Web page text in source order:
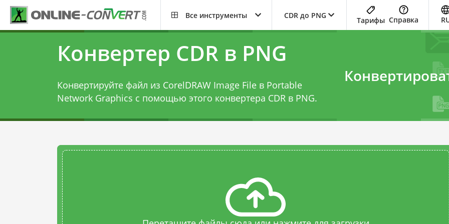
Все инструменты CDR до PNG
Тарифы Справка
Конвертер CDR в PNG
Конвертируйте файл из CorelDRAW Image File в Portable
Network Graphics с помощью этого конвертера CDR в PNG.